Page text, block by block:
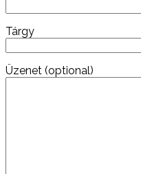
Tárgy
Üzenet (optional)